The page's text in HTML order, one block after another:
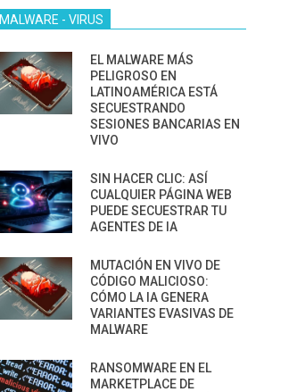
MALWARE - VIRUS
EL MALWARE MÁS
PELIGROSO EN
LATINOAMÉRICA ESTÁ
SECUESTRANDO
SESIONES BANCARIAS EN
VIVO
SIN HACER CLIC: ASÍ
CUALQUIER PÁGINA WEB
PUEDE SECUESTRAR TU
AGENTES DE IA
MUTACIÓN EN VIVO DE
CÓDIGO MALICIOSO:
CÓMO LA IA GENERA
VARIANTES EVASIVAS DE
MALWARE
RANSOMWARE EN EL
MARKETPLACE DE